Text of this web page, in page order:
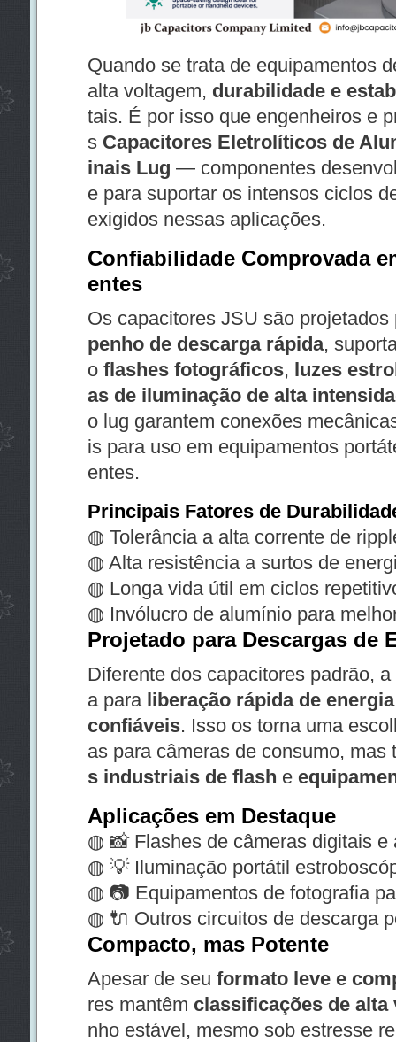
Quando se trata de equipamentos
alta voltagem, durabilidade e
tais. É por isso que engenheiros e
s Capacitores Eletrolíticos de
inais Lug — componentes
e para suportar os intensos ciclos
exigidos nessas aplicações.
Confiabilidade Comprovada
entes
Os capacitores JSU são
penho de descarga rápida,
o flashes fotográficos, luzes
as de iluminação de alta
o lug garantem conexões
is para uso em equipamentos
entes.
Principais Fatores de
◍ Tolerância a alta corrente de
◍ Alta resistência a surtos de
◍ Longa vida útil em ciclos
◍ Invólucro de alumínio para
Projetado para Descargas de
Diferente dos capacitores padrão,
a para liberação rápida de energia
confiáveis. Isso os torna uma
as para câmeras de consumo,
s industriais de flash e
Aplicações em Destaque
◍ 📸 Flashes de câmeras digitais e
◍ 💡 Iluminação portátil
◍ 📷 Equipamentos de fotografia
◍ 🔌 Outros circuitos de descarga
Compacto, mas Potente
Apesar de seu formato leve e
res mantêm classificações de alta
nho estável, mesmo sob estresse